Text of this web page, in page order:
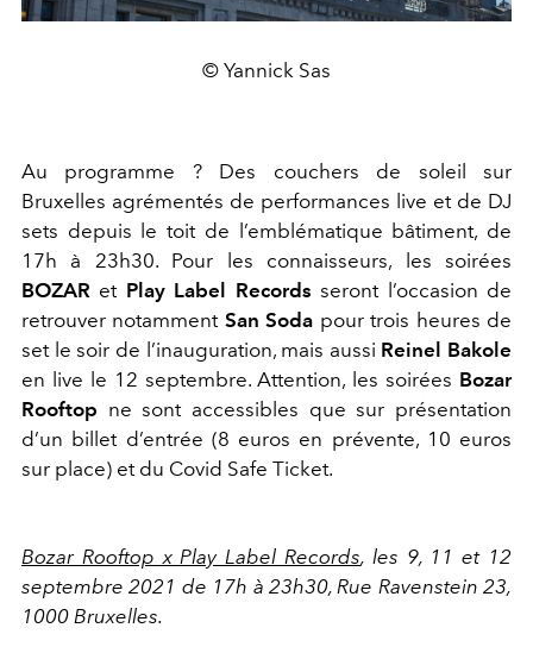
© Yannick Sas
Au programme ? Des couchers de soleil sur
Bruxelles agrémentés de performances live et de DJ
sets depuis le toit de l’emblématique bâtiment, de
17h à 23h30. Pour les connaisseurs, les soirées
BOZAR et Play Label Records seront l’occasion de
retrouver notamment San Soda pour trois heures de
set le soir de l’inauguration, mais aussi Reinel Bakole
en live le 12 septembre. Attention, les soirées Bozar
Rooftop ne sont accessibles que sur présentation
d’un billet d’entrée (8 euros en prévente, 10 euros
sur place) et du Covid Safe Ticket.
Bozar Rooftop x Play Label Records, les 9, 11 et 12
septembre 2021 de 17h à 23h30, Rue Ravenstein 23,
1000 Bruxelles.